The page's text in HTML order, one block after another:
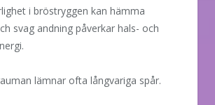
i bröstryggen kan hämma
svag andning påverkar hals- och
lämnar ofta långvariga spår.